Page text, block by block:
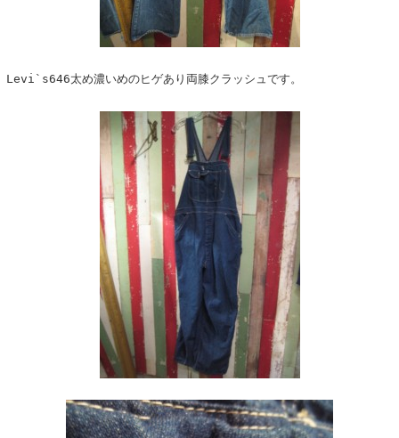
Levi`s646太め濃いめのヒゲあり両膝クラッシュです。